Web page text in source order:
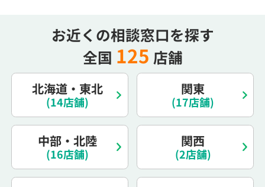
お近くの相談窓口を探す
全国 125 店舗
北海道・東北
(14店舗)
関東
(17店舗)
中部・北陸
(16店舗)
関西
(2店舗)